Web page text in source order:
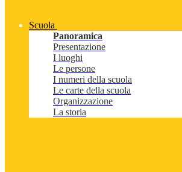
Scuola
Panoramica
Presentazione
I luoghi
Le persone
I numeri della scuola
Le carte della scuola
Organizzazione
La storia